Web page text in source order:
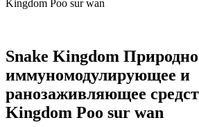
Kingdom Poo sur wan
Snake Kingdom
иммуномодулирующее и
ранозаживляющее
Kingdom Poo sur wan